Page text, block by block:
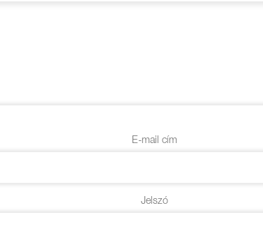
E-mail cím
Jelszó